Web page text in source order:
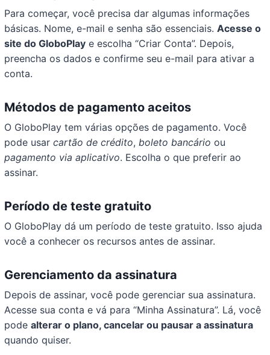
Para começar, você precisa dar algumas informações
básicas. Nome, e-mail e senha são essenciais.Acesse o
site do GloboPlay e escolha “Criar Conta”. Depois,
preencha os dados e confirme seu e-mail para ativar a
conta.
Métodos de pagamento aceitos
O GloboPlay tem várias opções de pagamento. Você
pode usarcartão de crédito, boleto bancário ou
pagamento via aplicativo. Escolha o que preferir ao
assinar.
Período de teste gratuito
O GloboPlay dá um período de teste gratuito. Isso ajuda
você a conhecer os recursos antes de assinar.
Gerenciamento da assinatura
Depois de assinar, você pode gerenciar sua assinatura.
Acesse sua conta e vá para “Minha Assinatura”. Lá, você
podealterar o plano, cancelar ou pausar a assinatura
quando quiser.